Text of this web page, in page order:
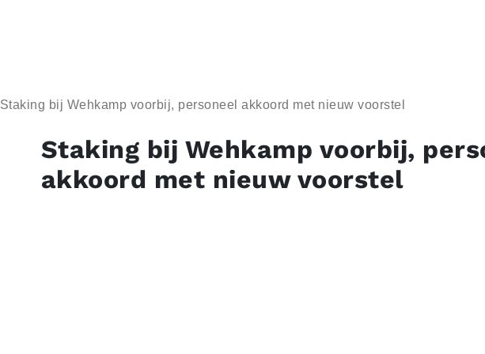
Staking bij Wehkamp voorbij, personeel akkoord met nieuw voorstel
Staking bij Wehkamp voorbij,
akkoord met nieuw voorstel